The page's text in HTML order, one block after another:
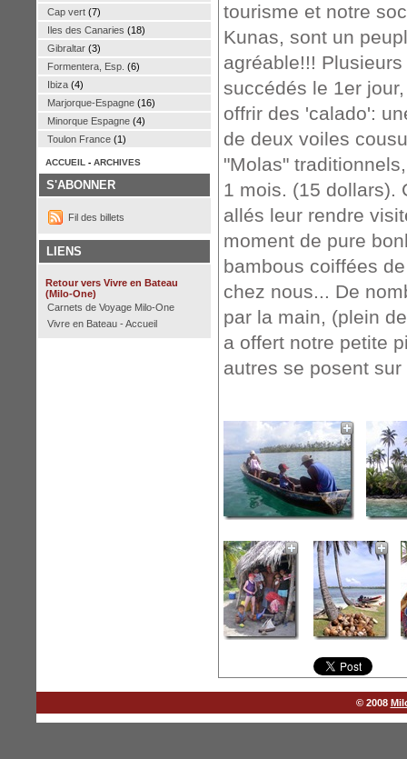
tourisme et notre
Kunas, sont un
agréable!!!
succédés le 1er
offrir des 'calado':
de deux voiles
"Molas"
1 mois. (15 dollars).
allés leur rendre
moment de pure
bambous coiffées
chez nous... De
par la main, (plein
a offert notre petite
autres se posent
Cap vert (7)
Iles des Canaries (18)
Gibraltar (3)
Formentera, Esp. (6)
Ibiza (4)
Marjorque-Espagne (16)
Minorque Espagne (4)
Toulon France (1)
ACCUEIL - ARCHIVES
S'ABONNER
Fil des billets
LIENS
Retour vers Vivre en Bateau
(Milo-One)
Carnets de Voyage Milo-One
Vivre en Bateau - Accueil
© 2008